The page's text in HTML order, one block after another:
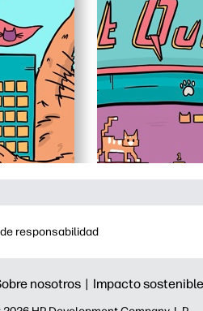
responsabilidad
nosotros | Impacto